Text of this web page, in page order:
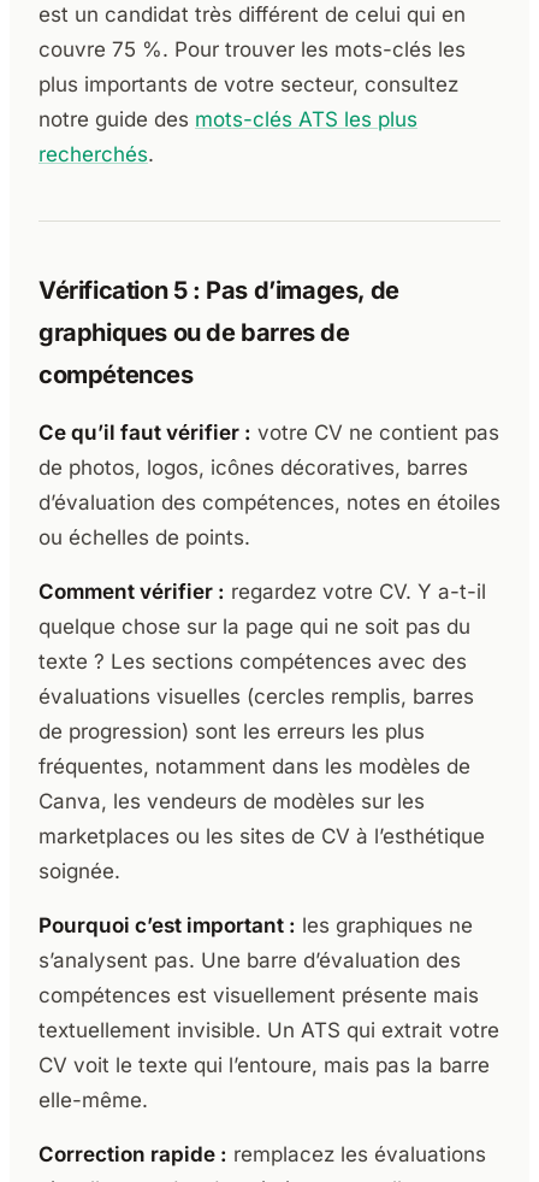
est un candidat très différent de celui qui en
couvre 75 %. Pour trouver les mots-clés les
plus importants de votre secteur, consultez
notre guide des mots-clés ATS les plus
recherchés.
Vérification 5 : Pas d’images, de
graphiques ou de barres de
compétences
Ce qu’il faut vérifier : votre CV ne contient pas
de photos, logos, icônes décoratives, barres
d’évaluation des compétences, notes en étoiles
ou échelles de points.
Comment vérifier : regardez votre CV. Y a-t-il
quelque chose sur la page qui ne soit pas du
texte ? Les sections compétences avec des
évaluations visuelles (cercles remplis, barres
de progression) sont les erreurs les plus
fréquentes, notamment dans les modèles de
Canva, les vendeurs de modèles sur les
marketplaces ou les sites de CV à l’esthétique
soignée.
Pourquoi c’est important : les graphiques ne
s’analysent pas. Une barre d’évaluation des
compétences est visuellement présente mais
textuellement invisible. Un ATS qui extrait votre
CV voit le texte qui l’entoure, mais pas la barre
elle-même.
Correction rapide : remplacez les évaluations